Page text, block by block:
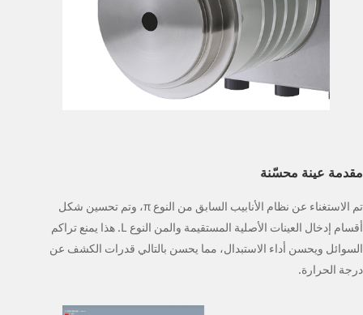
مقدمة عينة محسّنة
تم الاستغناء عن نظام الأنابيب السابق من النوع π، وتم تحسين شكل
أقسام إدخال العينات الأصلية المستقيمة والمن النوع L. هذا يمنع تراكم
السوائل ويحسن أداء الاستبدال، مما يحسن بالتالي قدرات الكشف عن
درجة الحرارة.